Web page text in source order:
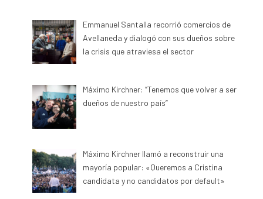
Emmanuel Santalla recorrió comercios de
Avellaneda y dialogó con sus dueños sobre
la crisis que atraviesa el sector
Máximo Kirchner: “Tenemos que volver a ser
dueños de nuestro país”
Máximo Kirchner llamó a reconstruir una
mayoría popular: «Queremos a Cristina
candidata y no candidatos por default»